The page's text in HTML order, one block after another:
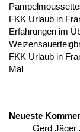
FKK Urlaub in
Erfahrungen im
FKK Urlaub in
Mal
Neueste
Gerd Jäger